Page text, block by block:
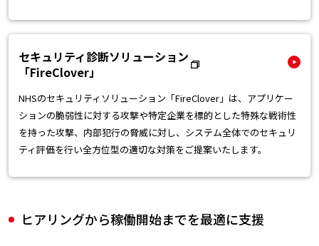
セキュリティ診断ソリューション
「FireClover」
NHSのセキュリティソリューション「FireClover」は、アプリケー
ションの脆弱性に対する攻撃や特定企業を標的とした特殊な戦術性
を持った攻撃、内部犯行の脅威に対し、システム全体でのセキュリ
ティ評価を行い全方位型の適切な対策をご提案いたします。
ヒアリングから稼働開始までを最適に支援